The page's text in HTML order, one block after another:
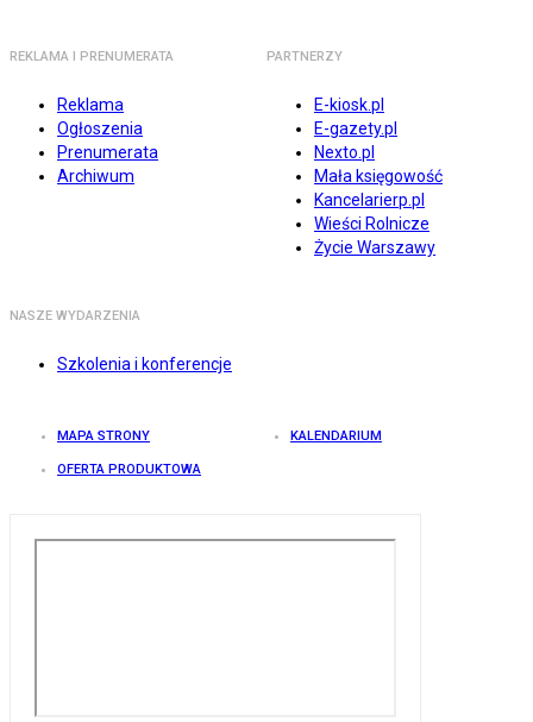
REKLAMA I PRENUMERATA
Reklama
Ogłoszenia
Prenumerata
Archiwum
PARTNERZY
E-kiosk.pl
E-gazety.pl
Nexto.pl
Mała księgowość
Kancelarierp.pl
Wieści Rolnicze
Życie Warszawy
NASZE WYDARZENIA
Szkolenia i konferencje
MAPA STRONY KALENDARIUM
OFERTA PRODUKTOWA